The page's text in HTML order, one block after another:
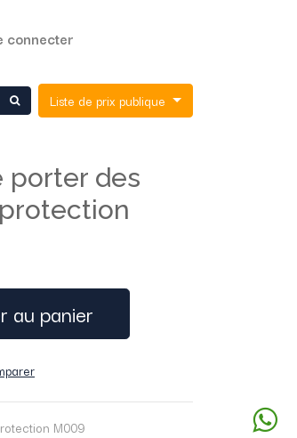
connecter
Liste de prix publique
porter des
au panier
M009